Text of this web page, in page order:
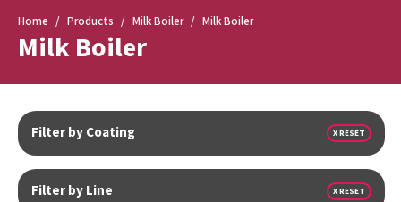
Home / Products / Milk Boiler / Milk Boiler
Milk Boiler
Filter by Coating X RESET
Filter by Line X RESET